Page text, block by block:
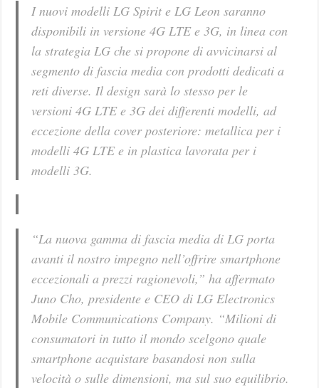
I nuovi modelli LG Spirit e LG Leon saranno
disponibili in versione 4G LTE e 3G, in linea con
la strategia LG che si propone di avvicinarsi al
segmento di fascia media con prodotti dedicati a
reti diverse. Il design sarà lo stesso per le
versioni 4G LTE e 3G dei differenti modelli, ad
eccezione della cover posteriore: metallica per i
modelli 4G LTE e in plastica lavorata per i
modelli 3G.
“La nuova gamma di fascia media di LG porta
avanti il nostro impegno nell’offrire smartphone
eccezionali a prezzi ragionevoli,” ha affermato
Juno Cho, presidente e CEO di LG Electronics
Mobile Communications Company. “Milioni di
consumatori in tutto il mondo scelgono quale
smartphone acquistare basandosi non sulla
velocità o sulle dimensioni, ma sul suo equilibrio.